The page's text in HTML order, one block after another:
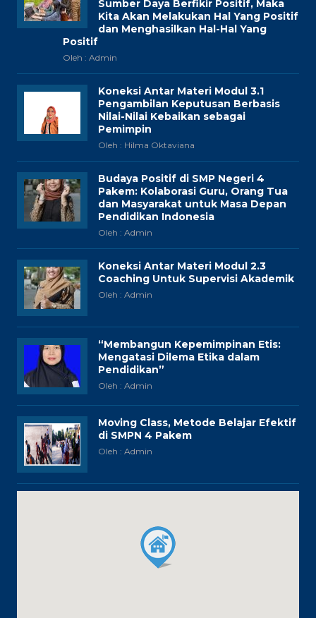
Sumber Daya Berfikir Positif, Maka
Kita Akan Melakukan Hal Yang Positif
dan Menghasilkan Hal-Hal Yang
Positif
Oleh : Admin
Koneksi Antar Materi Modul 3.1
Pengambilan Keputusan Berbasis
Nilai-Nilai Kebaikan sebagai
Pemimpin
Oleh : Hilma Oktaviana
Budaya Positif di SMP Negeri 4
Pakem: Kolaborasi Guru, Orang Tua
dan Masyarakat untuk Masa Depan
Pendidikan Indonesia
Oleh : Admin
Koneksi Antar Materi Modul 2.3
Coaching Untuk Supervisi Akademik
Oleh : Admin
“Membangun Kepemimpinan Etis:
Mengatasi Dilema Etika dalam
Pendidikan”
Oleh : Admin
Moving Class, Metode Belajar Efektif
di SMPN 4 Pakem
Oleh : Admin